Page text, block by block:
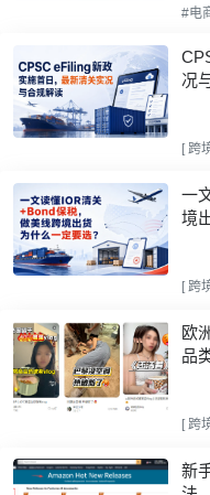
#电
况
[ 跨
一
境
[ 跨
欧
品
[跨
新